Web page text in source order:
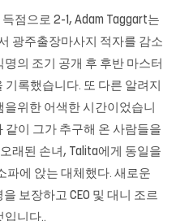
점으로 2-1, Adam Taggart는
광주출장마사지 적자를 감소
의 조기 공개 후 후반 마스터
록했습니다. 또 다른 알려지
위한 어색한 시간이었습니
같이 그가 추구해 온 사람들을
래된 손녀, Talita에게 동일을
파에 앉는 대체했다. 새로운
보장하고 CEO 및 대니 조르
입니다..